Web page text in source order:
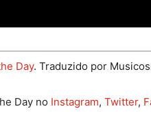
Day. Traduzido por
Day no Instagram, Twitter,